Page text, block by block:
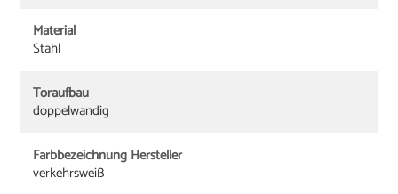
Material
Stahl
Toraufbau
doppelwandig
Farbbezeichnung Hersteller
verkehrsweiß